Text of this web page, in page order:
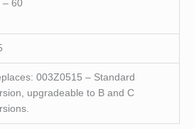
– 60
003Z0515 – Standard
upgradeable to B and C